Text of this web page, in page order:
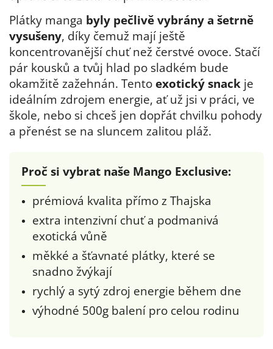
Plátky manga byly pečlivě vybrány a šetrně
vysušeny, díky čemuž mají ještě
koncentrovanější chuť než čerstvé ovoce. Stačí
pár kousků a tvůj hlad po sladkém bude
okamžitě zažehnán. Tento exotický snack je
ideálním zdrojem energie, ať už jsi v práci, ve
škole, nebo si chceš jen dopřát chvilku pohody
a přenést se na sluncem zalitou pláž.
Proč si vybrat naše Mango Exclusive:
prémiová kvalita přímo z Thajska
extra intenzivní chuť a podmanivá
exotická vůně
měkké a šťavnaté plátky, které se
snadno žvýkají
rychlý a sytý zdroj energie během dne
výhodné 500g balení pro celou rodinu